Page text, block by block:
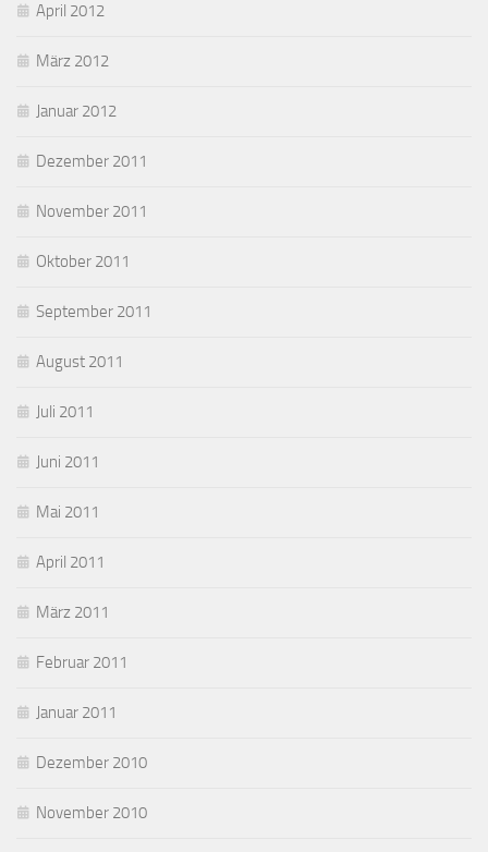
April 2012
März 2012
Januar 2012
Dezember 2011
November 2011
Oktober 2011
September 2011
August 2011
Juli 2011
Juni 2011
Mai 2011
April 2011
März 2011
Februar 2011
Januar 2011
Dezember 2010
November 2010